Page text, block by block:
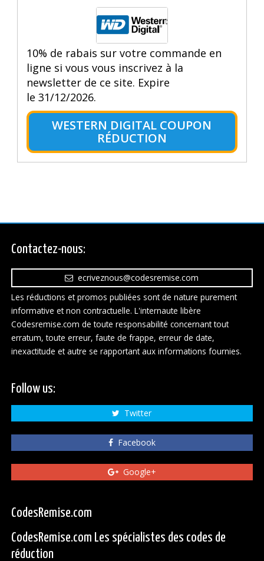
10% de rabais sur votre commande en
ligne si vous vous inscrivez à la
newsletter de ce site. Expire
le 31/12/2026.
WESTERN DIGITAL COUPON
RÉDUCTION
Contactez-nous:
ecriveznous@codesremise.com
Les réductions et promos publiées sont de nature purement
informative et non contractuelle. L'internaute libère
Codesremise.com de toute responsabilité concernant tout
erratum, toute erreur, faute de frappe, erreur de date,
inexactitude et autre se rapportant aux informations fournies.
Follow us:
Twitter
Facebook
Google+
CodesRemise.com
CodesRemise.com Les spécialistes des codes de
réduction